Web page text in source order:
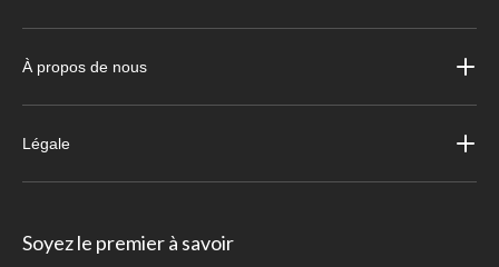
À propos de nous
Légale
Soyez le premier à savoir